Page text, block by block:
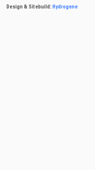
Design & Sitebuild: Hydrogene